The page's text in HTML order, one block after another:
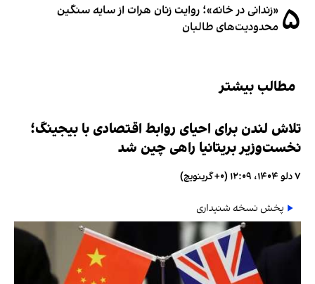
۵ «زندانی در خانه»؛ روایت زنان هرات از سایه سنگین
محدودیت‌های طالبان
مطالب بیشتر
تلاش لندن برای احیای روابط اقتصادی با بیجینگ؛
نخست‌وزیر بریتانیا راهی چین شد
۷ دلو ۱۴۰۴، ۱۲:۰۹ (‎+۰ گرینویچ)
پخش نسخه شنیداری